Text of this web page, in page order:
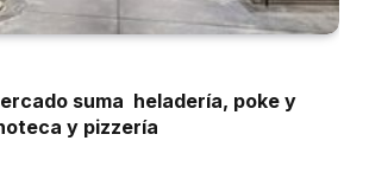
suma heladería, poke y
y pizzería